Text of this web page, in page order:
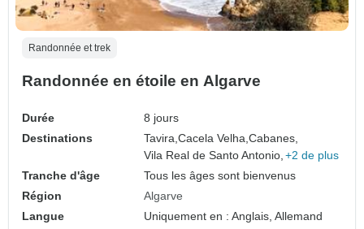
Randonnée et trek
Randonnée en étoile en Algarve
Durée
8 jours
Destinations
Tavira,Cacela Velha,Cabanes,
Vila Real de Santo Antonio, +2 de plus
Tranche d'âge
Tous les âges sont bienvenus
Région
Algarve
Langue
Uniquement en : Anglais, Allemand